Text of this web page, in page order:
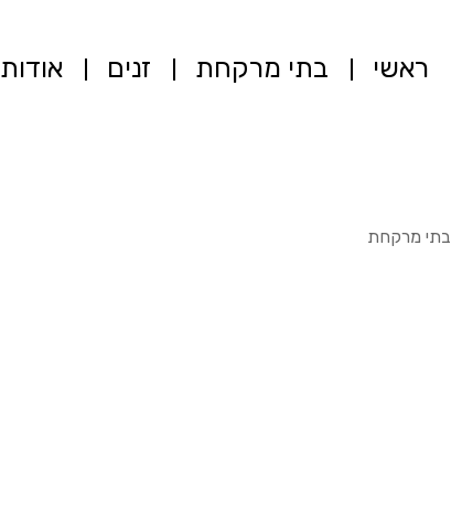
ראשי בתי מרקחת זנים אודות
בתי מרקחת